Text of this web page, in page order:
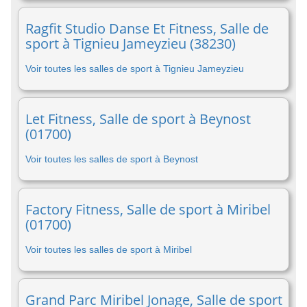
Ragfit Studio Danse Et Fitness, Salle de
sport à Tignieu Jameyzieu (38230)
Voir toutes les salles de sport à Tignieu Jameyzieu
Let Fitness, Salle de sport à Beynost
(01700)
Voir toutes les salles de sport à Beynost
Factory Fitness, Salle de sport à Miribel
(01700)
Voir toutes les salles de sport à Miribel
Grand Parc Miribel Jonage, Salle de sport